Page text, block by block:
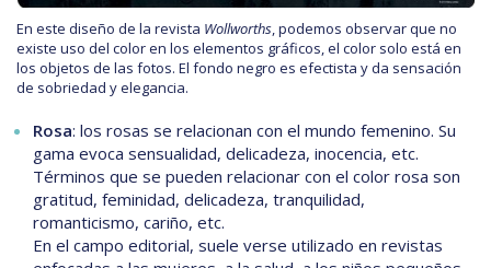
En este diseño de la revista Wollworths, podemos observar que no
existe uso del color en los elementos gráficos, el color solo está en
los objetos de las fotos. El fondo negro es efectista y da sensación
de sobriedad y elegancia.
Rosa: los rosas se relacionan con el mundo femenino. Su
gama evoca sensualidad, delicadeza, inocencia, etc.
Términos que se pueden relacionar con el color rosa son
gratitud, feminidad, delicadeza, tranquilidad,
romanticismo, cariño, etc.
En el campo editorial, suele verse utilizado en revistas